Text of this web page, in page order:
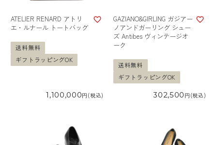
ATELIER RENARD アトリ
エ・ルナール トートバッグ
送料無料
ギフトラッピングOK
1,100,000 税込
GAZIANO&GIRLING ガジアー
ノアンドガーリング シュー
ズ Antibes ヴィンテージオ
ーク
送料無料
ギフトラッピングOK
302,500 税込